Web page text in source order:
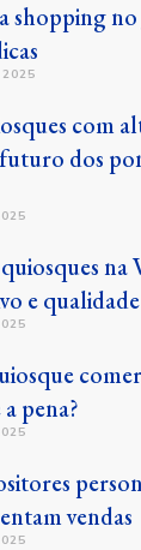
shopping no
com
dos
e
pena?
vendas